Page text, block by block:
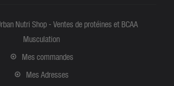
Nutri Shop - Ventes de protéines et BCAA
Musculation
Mes commandes
Mes Adresses